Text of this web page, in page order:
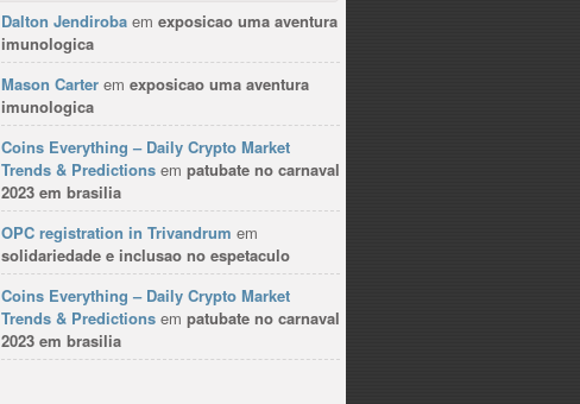
Dalton Jendiroba em exposicao uma aventura
imunologica
Mason Carter em exposicao uma aventura
imunologica
Coins Everything – Daily Crypto Market
Trends & Predictions em patubate no carnaval
2023 em brasilia
OPC registration in Trivandrum em
solidariedade e inclusao no espetaculo
Coins Everything – Daily Crypto Market
Trends & Predictions em patubate no carnaval
2023 em brasilia